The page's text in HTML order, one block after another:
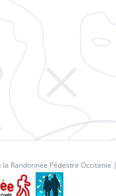
Randonnée Pédestre Occitanie |